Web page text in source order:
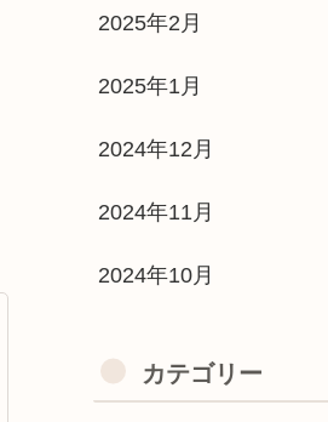
2025年2月
2025年1月
2024年12月
2024年11月
2024年10月
カテゴリー